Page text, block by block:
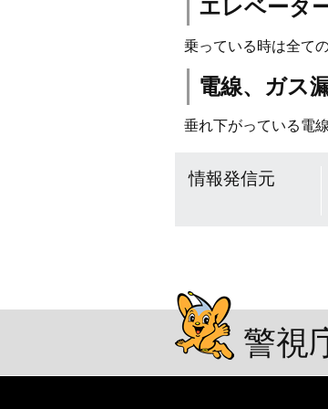
エレベータ
乗っている時は全て
電線、ガス
垂れ下がっている電
情報発信元
警視